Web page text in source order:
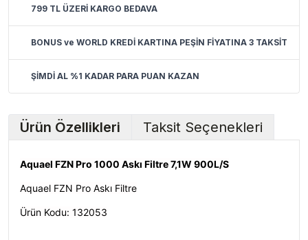
799 TL ÜZERİ KARGO BEDAVA
BONUS ve WORLD KREDİ KARTINA PEŞİN FİYATINA 3 TAKSİT
ŞİMDİ AL %1 KADAR PARA PUAN KAZAN
Ürün Özellikleri Taksit Seçenekleri
Aquael FZN Pro 1000 Askı Filtre 7,1W 900L/S
Aquael FZN Pro Askı Filtre
Ürün Kodu: 132053